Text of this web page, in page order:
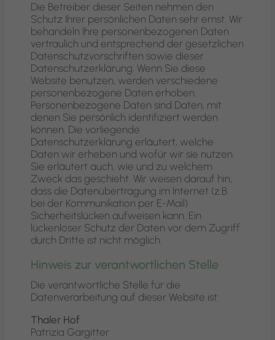
Die Betreiber dieser Seiten nehmen den
Schutz Ihrer persönlichen Daten sehr ernst. Wir
behandeln Ihre personenbezogenen Daten
vertraulich und entsprechend der gesetzlichen
Datenschutzvorschriften sowie dieser
Datenschutzerklärung. Wenn Sie diese
Website benutzen, werden verschiedene
personenbezogene Daten erhoben.
Personenbezogene Daten sind Daten, mit
denen Sie persönlich identifiziert werden
können. Die vorliegende
Datenschutzerklärung erläutert, welche
Daten wir erheben und wofür wir sie nutzen.
Sie erläutert auch, wie und zu welchem
Zweck das geschieht. Wir weisen darauf hin,
dass die Datenübertragung im Internet (z.B.
bei der Kommunikation per E-Mail)
Sicherheitslücken aufweisen kann. Ein
lückenloser Schutz der Daten vor dem Zugriff
durch Dritte ist nicht möglich.
Hinweis zur verantwortlichen Stelle
Die verantwortliche Stelle für die
Datenverarbeitung auf dieser Website ist:
Thaler Hof
Patrizia Gargitter